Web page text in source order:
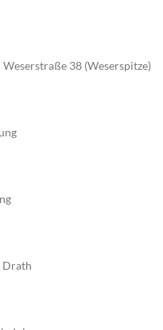
38 (Weserspitze)
Drath